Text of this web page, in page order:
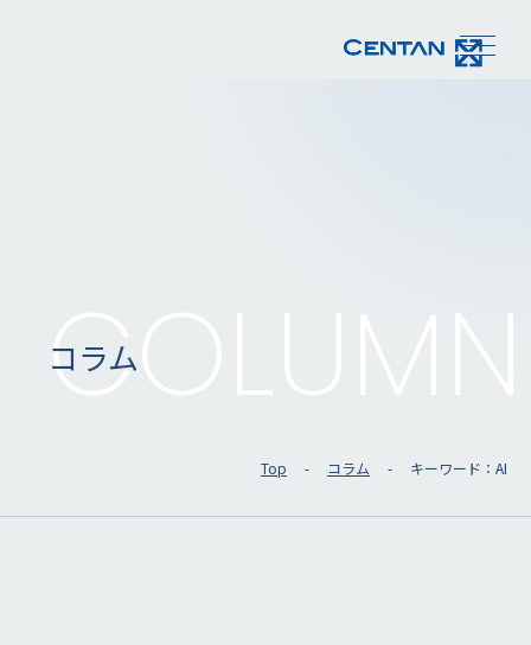
COLUMN
コラム
Top コラム キーワード：AI